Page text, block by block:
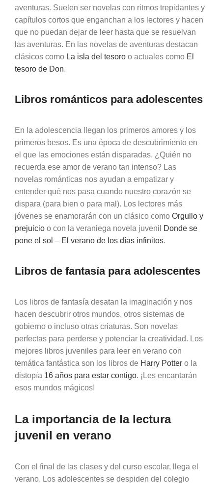
aventuras. Suelen ser novelas con ritmos trepidantes y
capítulos cortos que enganchan a los lectores y hacen
que no puedan dejar de leer hasta que se resuelvan
las aventuras. En las novelas de aventuras destacan
clásicos como La isla del tesoro o actuales como El
tesoro de Don.
Libros románticos para adolescentes
En la adolescencia llegan los primeros amores y los
primeros besos. Es una época de descubrimiento en
el que las emociones están disparadas. ¿Quién no
recuerda ese amor de verano tan intenso? Las
novelas románticas nos ayudan a empatizar y
entender qué nos pasa cuando nuestro corazón se
dispara (para bien o para mal). Los lectores más
jóvenes se enamorarán con un clásico como Orgullo y
prejuicio o con la veraniega novela juvenil
Donde se
pone el sol – El verano de los días infinitos.
Libros de fantasía para adolescentes
Los libros de fantasía desatan la imaginación y nos
hacen descubrir otros mundos, otros sistemas de
gobierno o incluso otras criaturas. Son novelas
perfectas para perderse y potenciar la creatividad. Los
mejores libros juveniles para leer en verano con
temática fantástica son los libros de Harry Potter o la
distopía 16 años para estar contigo. ¡Les encantarán
esos mundos mágicos!
La importancia de la lectura
juvenil en verano
Con el final de las clases y del curso escolar, llega el
verano. Los adolescentes se despiden del colegio